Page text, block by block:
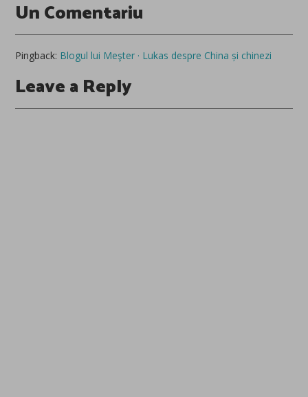
Un Comentariu
Pingback: Blogul lui Meşter · Lukas despre China și chinezi
Leave a Reply